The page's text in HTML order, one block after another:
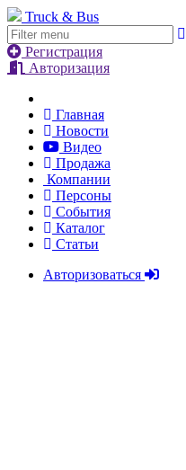
Truck & Bus
Регистрация
Авторизация
Главная
Новости
Видео
Продажа
Компании
Персоны
События
Каталог
Статьи
Авторизоваться